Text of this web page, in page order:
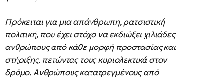
Πρόκειται για μια απάνθρωπη, ρατσιστική
πολιτική, που έχει στόχο να εκδιώξει χιλιάδες
ανθρώπους από κάθε μορφή προστασίας και
στήριξης, πετώντας τους κυριολεκτικά στον
δρόμο. Ανθρώπους κατατρεγμένους από